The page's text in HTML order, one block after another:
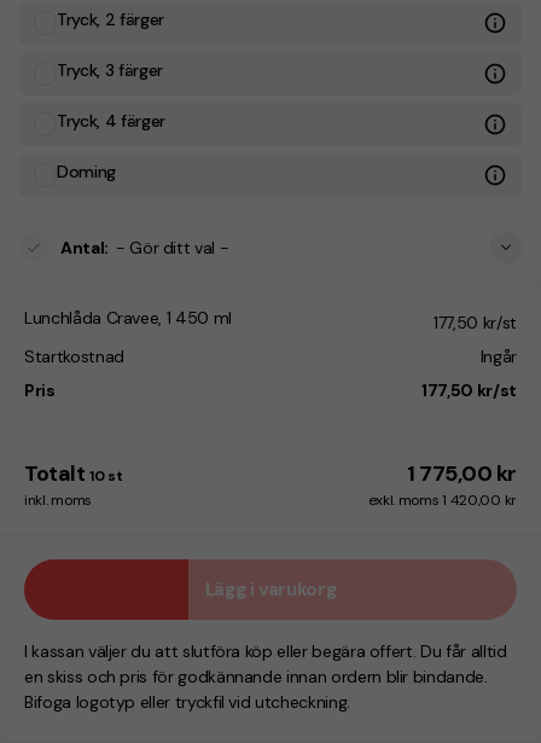
Tryck, 2 färger
Tryck, 3 färger
Tryck, 4 färger
Doming
Antal: - Gör ditt val -
Lunchlåda Cravee, 1 450 ml
177,50 kr/st
Startkostnad
Ingår
Pris
177,50 kr/st
Totalt 10 st 1 775,00 kr
inkl. moms exkl. moms 1 420,00 kr
Lägg i varukorg
I kassan väljer du att slutföra köp eller begära offert. Du får alltid
en skiss och pris för godkännande innan ordern blir bindande.
Bifoga logotyp eller tryckfil vid utcheckning.